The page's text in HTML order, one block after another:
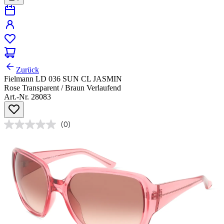
Zurück
Fielmann LD 036 SUN CL JASMIN
Rose Transparent / Braun Verlaufend
Art.-Nr. 28083
(0)